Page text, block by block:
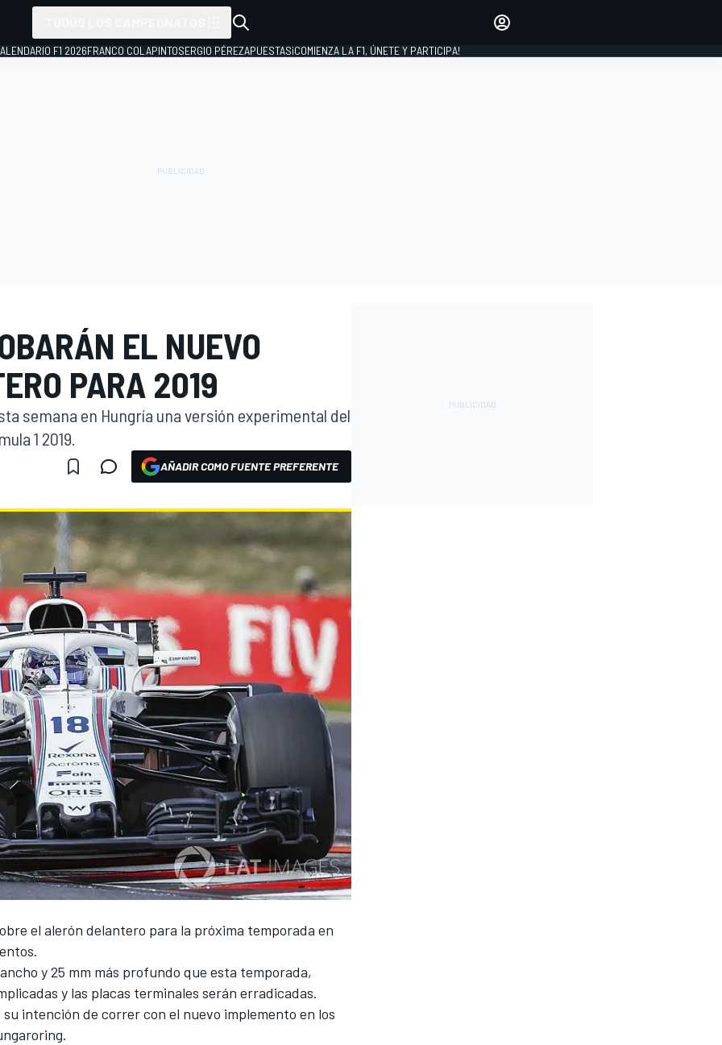
INICIAR SESIÓN
F1 2026FRANCO COLAPINTOSERGIO PÉREZAPUESTAS¡COMIENZA LA F1, ÚNETE Y PARTICIPA!
EL NUEVO
PARA 2019
semana en Hungría una versión experimental del
1 2019.
AÑADIR COMO FUENTE PREFERENTE
el alerón delantero para la próxima temporada en
y 25 mm más profundo que esta temporada,
y las placas terminales serán erradicadas.
intención de correr con el nuevo implemento en los